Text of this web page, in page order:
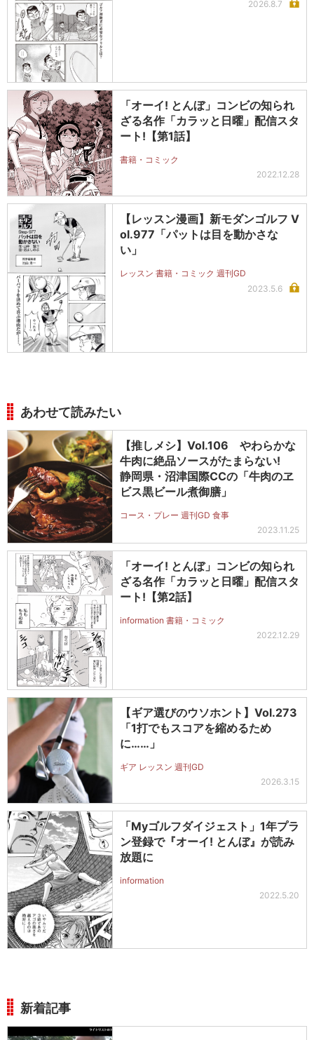
2026.8.7
「オーイ! とんぼ」コンビの知られ
ざる名作「カラッと日曜」配信スタ
ート!【第1話】
書籍・コミック
2022.12.28
【レッスン漫画】新モダンゴルフ V
ol.977「パットは目を動かさな
い」
レッスン 書籍・コミック 週刊GD
2023.5.6
あわせて読みたい
【推しメシ】Vol.106 やわらかな
牛肉に絶品ソースがたまらない!
静岡県・沼津国際CCの「牛肉のヱ
ビス黒ビール煮御膳」
コース・プレー 週刊GD 食事
2023.11.25
「オーイ! とんぼ」コンビの知られ
ざる名作「カラッと日曜」配信スタ
ート!【第2話】
information 書籍・コミック
2022.12.29
【ギア選びのウソホント】Vol.273
「1打でもスコアを縮めるため
に……」
ギア レッスン 週刊GD
2026.3.15
「Myゴルフダイジェスト」1年プラ
ン登録で『オーイ! とんぼ』が読み
放題に
information
2022.5.20
新着記事